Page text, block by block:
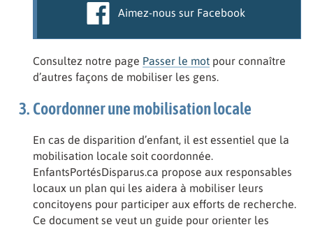
Aimez-nous sur Facebook
Consultez notre page Passer le motpour connaître
d’autres façons de mobiliser les gens.
Coordonner une mobilisation locale
En cas de disparition d’enfant, il est essentiel que la
mobilisation locale soit coordonnée.
EnfantsPortésDisparus.ca propose aux responsables
locaux un plan qui les aidera à mobiliser leurs
concitoyens pour participer aux efforts de recherche.
Ce document se veut un guide pour orienter les